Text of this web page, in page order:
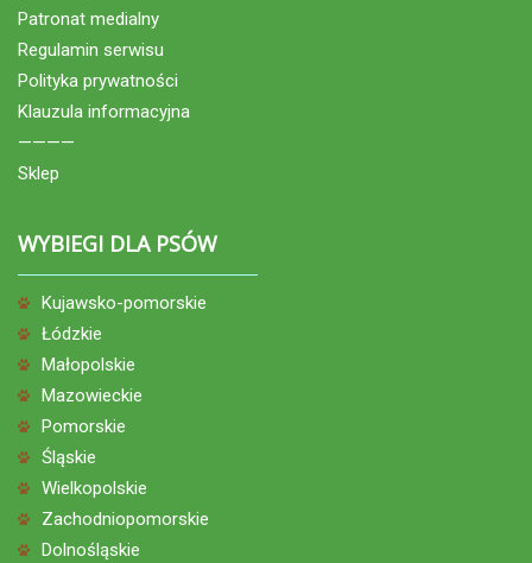
Patronat medialny
Regulamin serwisu
Polityka prywatności
Klauzula informacyjna
————
Sklep
WYBIEGI DLA PSÓW
Kujawsko-pomorskie
Łódzkie
Małopolskie
Mazowieckie
Pomorskie
Śląskie
Wielkopolskie
Zachodniopomorskie
Dolnośląskie